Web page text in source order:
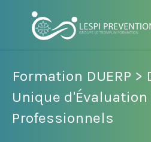
contenu
Formation DUERP
Unique
Professionnels